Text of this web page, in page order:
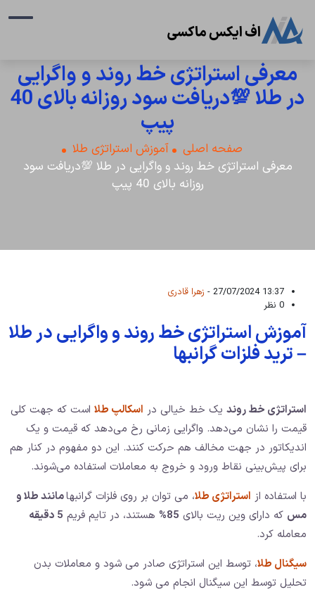
معرفی استراتژی خط روند و واگرایی
در طلا 💯دریافت سود روزانه بالای 40
پیپ
صفحه اصلی
آموزش استراتژی طلا
معرفی استراتژی خط روند و واگرایی در طلا 💯دریافت سود
روزانه بالای 40 پیپ
13:37 27/07/2024 -
زهرا قادری
0 نظر
آموزش استراتژی خط روند و واگرایی در طلا
– ترید فلزات گرانبها
استراتژی خط روند یک خط خیالی در اسکالپ طلا است که جهت کلی
قیمت را نشان می‌دهد. واگرایی زمانی رخ می‌دهد که قیمت و یک
اندیکاتور در جهت مخالف هم حرکت کنند. این دو مفهوم در کنار هم
برای پیش‌بینی نقاط ورود و خروج به معاملات استفاده می‌شوند.
با استفاده از استراتژی طلا، می توان بر روی فلزات گرانبهامانند طلا و
مس که دارای وین ریت بالای 85% هستند، در تایم فریم 5 دقیقه
معامله کرد.
سیگنال طلا، توسط این استراتژی صادر می شود و معاملات بدن
تحلیل توسط این سیگنال انجام می شود.